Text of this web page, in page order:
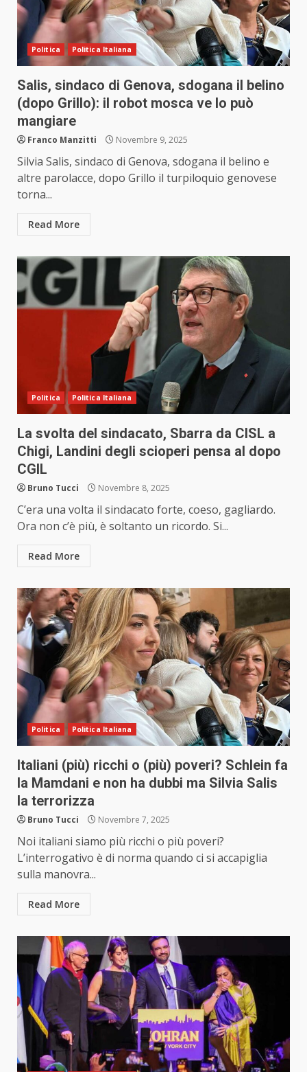
Politica Politica Italiana
Salis, sindaco di Genova, sdogana il belino
(dopo Grillo): il robot mosca ve lo può
mangiare
Franco Manzitti Novembre 9, 2025
Silvia Salis, sindaco di Genova, sdogana il belino e
altre parolacce, dopo Grillo il turpiloquio genovese
torna...
Read More
Politica Politica Italiana
La svolta del sindacato, Sbarra da CISL a
Chigi, Landini degli scioperi pensa al dopo
CGIL
Bruno Tucci Novembre 8, 2025
C’era una volta il sindacato forte, coeso, gagliardo.
Ora non c’è più, è soltanto un ricordo. Si...
Read More
Politica Politica Italiana
Italiani (più) ricchi o (più) poveri? Schlein fa
la Mamdani e non ha dubbi ma Silvia Salis
la terrorizza
Bruno Tucci Novembre 7, 2025
Noi italiani siamo più ricchi o più poveri?
L’interrogativo è di norma quando ci si accapiglia
sulla manovra...
Read More